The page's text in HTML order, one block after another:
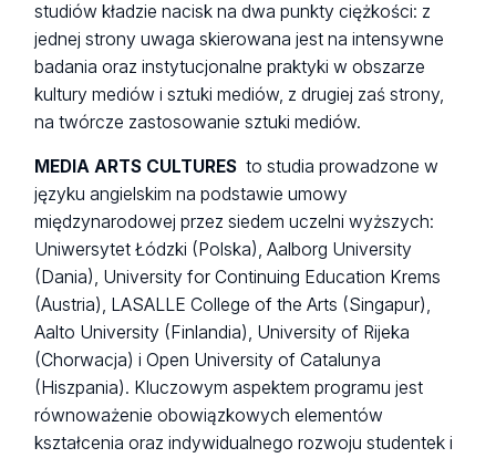
studiów kładzie nacisk na dwa punkty ciężkości: z
jednej strony uwaga skierowana jest na intensywne
badania oraz instytucjonalne praktyki w obszarze
kultury mediów i sztuki mediów, z drugiej zaś strony,
na twórcze zastosowanie sztuki mediów.
MEDIA ARTS CULTURES to studia prowadzone w
języku angielskim na podstawie umowy
międzynarodowej przez siedem uczelni wyższych:
Uniwersytet Łódzki (Polska), Aalborg University
(Dania), University for Continuing Education Krems
(Austria), LASALLE College of the Arts (Singapur),
Aalto University (Finlandia), University of Rijeka
(Chorwacja) i Open University of Catalunya
(Hiszpania). Kluczowym aspektem programu jest
równoważenie obowiązkowych elementów
kształcenia oraz indywidualnego rozwoju studentek i